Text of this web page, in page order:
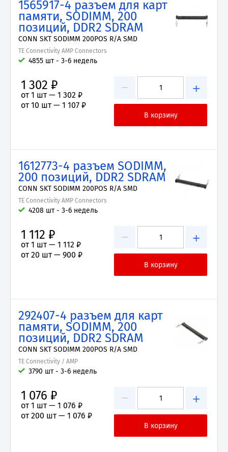
1565917-4 разъем для карт
памяти, SODIMM, 200
позиций, DDR2 SDRAM
CONN SKT SODIMM 200POS R/A SMD
TE Connectivity AMP Connectors
4855 шт - 3-6 недель
− +
1 302 ₽
от 1 шт — 1 302 ₽
от 10 шт — 1 107 ₽
1612773-4 разъем SODIMM,
200 позиций, DDR2 SDRAM
CONN SKT SODIMM 200POS R/A SMD
TE Connectivity AMP Connectors
4208 шт - 3-6 недель
− +
1 112 ₽
от 1 шт — 1 112 ₽
от 20 шт — 900 ₽
292407-4 разъем для карт
памяти, SODIMM, 200
позиций, DDR2 SDRAM
CONN SKT SODIMM 200POS R/A SMD
TE Connectivity / AMP
3790 шт - 3-6 недель
− +
1 076 ₽
от 1 шт — 1 076 ₽
от 200 шт — 1 076 ₽